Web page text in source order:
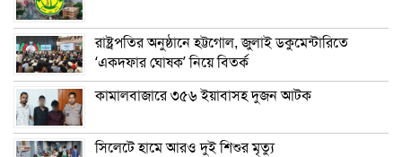
রাষ্ট্রপতির অনুষ্ঠানে হট্টগোল, জুলাই ডকুমেন্টারিতে
‘একদফার ঘোষক’ নিয়ে বিতর্ক
কামালবাজারে ৩৫৬ ইয়াবাসহ দুজন আটক
সিলেটে হামে আরও দুই শিশুর মৃত্যু